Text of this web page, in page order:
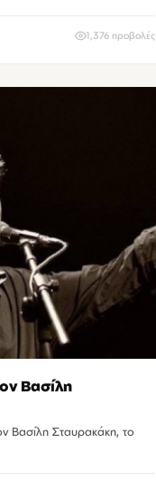
1,376 προβολές
Βασίλη
Βασίλη Σταυρακάκη, το